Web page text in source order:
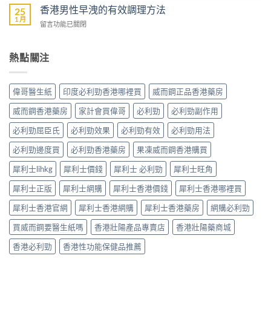
壯
陽
產
物
中
全
面
中
治
早
洩
妙
析
香
港
早
常
見
病
因
及
應
對
之
道〉
中
25
1 月
香港男性早洩的有效調理方法
在
男
性
洩
的
有
效
調
理
方
法〉
中
留言功能已關閉
熱點關注
偉哥醫生紙 印度必利勁香港哪裡買
威而鋼正品香港藥房
威而鋼香港藥房
家計會買偉哥 必利勁
必利勁副作用
必利勁屈臣氏
必利勁效果 必利勁有效
必利勁用法
必利勁邊度買
必利勁香港藥房
果凍威而鋼香港購買
犀利士lihkg
犀利士價錢 犀利士 必利勁
犀利士旺角
犀利士正版
犀利士網購 犀利士香港價錢
犀利士香港哪裡買
犀利士香港官網
犀利士香港網購 犀利士香港藥房
網購必利勁
買威而鋼要醫生紙嗎
香港壯陽產品專賣店
香港壯陽藥商城
香港必利勁
香港性功能保健品推薦